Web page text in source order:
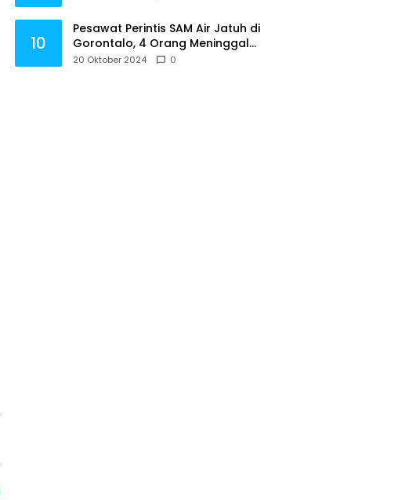
10
Pesawat Perintis SAM Air Jatuh di
Gorontalo, 4 Orang Meninggal
Dunia
20 Oktober 2024 0